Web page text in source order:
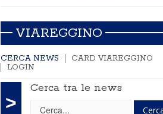
VIAREGGINO
CERCA NEWS
CARD VIAREGGINO
LOGIN
>
Cerca tra le news